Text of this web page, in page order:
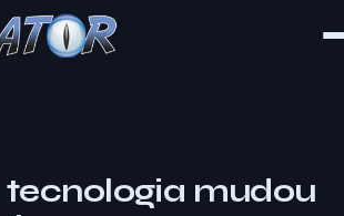
tecnologia mudou